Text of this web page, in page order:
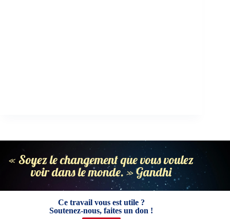
« Soyez le changement que vous voulez
voir dans le monde. » Gandhi
Ce travail vous est utile ?
Soutenez-nous, faites un don !